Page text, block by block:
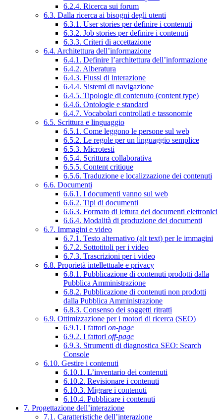
6.2.4. Ricerca sui forum
6.3. Dalla ricerca ai bisogni degli utenti
6.3.1. User stories per definire i contenuti
6.3.2. Job stories per definire i contenuti
6.3.3. Criteri di accettazione
6.4. Architettura dell’informazione
6.4.1. Definire l’architettura dell’informazione
6.4.2. Alberatura
6.4.3. Flussi di interazione
6.4.4. Sistemi di navigazione
6.4.5. Tipologie di contenuto (content type)
6.4.6. Ontologie e standard
6.4.7. Vocabolari controllati e tassonomie
6.5. Scrittura e linguaggio
6.5.1. Come leggono le persone sul web
6.5.2. Le regole per un linguaggio semplice
6.5.3. Microtesti
6.5.4. Scrittura collaborativa
6.5.5. Content critique
6.5.6. Traduzione e localizzazione dei contenuti
6.6. Documenti
6.6.1. I documenti vanno sul web
6.6.2. Tipi di documenti
6.6.3. Formato di lettura dei documenti elettronici
6.6.4. Modalità di produzione dei documenti
6.7. Immagini e video
6.7.1. Testo alternativo (alt text) per le immagini
6.7.2. Sottotitoli per i video
6.7.3. Trascrizioni per i video
6.8. Proprietà intellettuale e privacy
6.8.1. Pubblicazione di contenuti prodotti dalla
Pubblica Amministrazione
6.8.2. Pubblicazione di contenuti non prodotti
dalla Pubblica Amministrazione
6.8.3. Consenso dei soggetti ritratti
6.9. Ottimizzazione per i motori di ricerca (SEO)
6.9.1. I fattori on-page
6.9.2. I fattori off-page
6.9.3. Strumenti di diagnostica SEO: Search
Console
6.10. Gestire i contenuti
6.10.1. L’inventario dei contenuti
6.10.2. Revisionare i contenuti
6.10.3. Migrare i contenuti
6.10.4. Pubblicare i contenuti
7. Progettazione dell’interazione
7.1. Caratteristiche dell’interazione